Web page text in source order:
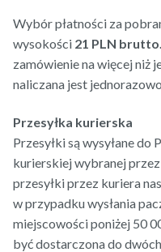
Wybór płatności za
wysokości 21 PLN brutto.
zamówienie na więcej niż
naliczana jest
Przesyłka kurierska
Przesyłki są wysyłane
kurierskiej wybranej
przesyłki przez kuriera
w przypadku wysłania
miejscowości poniżej 50
być dostarczona do